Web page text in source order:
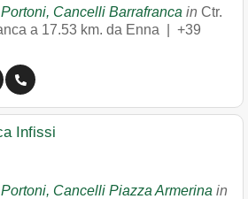
Cancelli Barrafranca in Ctr.
a 17.53 km. da Enna | +39
Infissi
Cancelli Piazza Armerina in